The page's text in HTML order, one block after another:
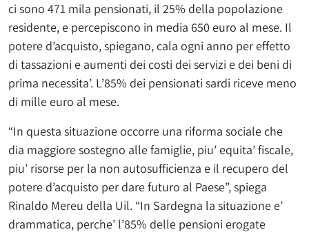
ci sono 471 mila pensionati, il 25% della popolazione
residente, e percepiscono in media 650 euro al mese. Il
potere d’acquisto, spiegano, cala ogni anno per effetto
di tassazioni e aumenti dei costi dei servizi e dei beni di
prima necessita’. L’85% dei pensionati sardi riceve meno
di mille euro al mese.
“In questa situazione occorre una riforma sociale che
dia maggiore sostegno alle famiglie, piu’ equita’ fiscale,
piu’ risorse per la non autosufficienza e il recupero del
potere d’acquisto per dare futuro al Paese”, spiega
Rinaldo Mereu della Uil. “In Sardegna la situazione e’
drammatica, perche’ l’85% delle pensioni erogate